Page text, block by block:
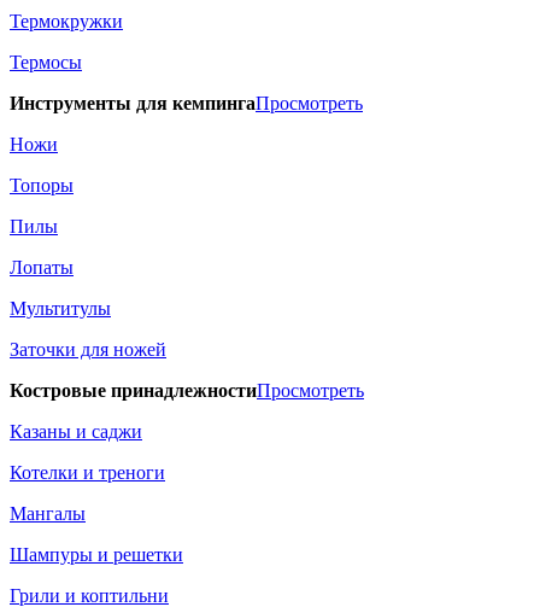
Термокружки
Термосы
Инструменты для кемпингаПросмотреть
Ножи
Топоры
Пилы
Лопаты
Мультитулы
Заточки для ножей
Костровые принадлежностиПросмотреть
Казаны и саджи
Котелки и треноги
Мангалы
Шампуры и решетки
Грили и коптильни